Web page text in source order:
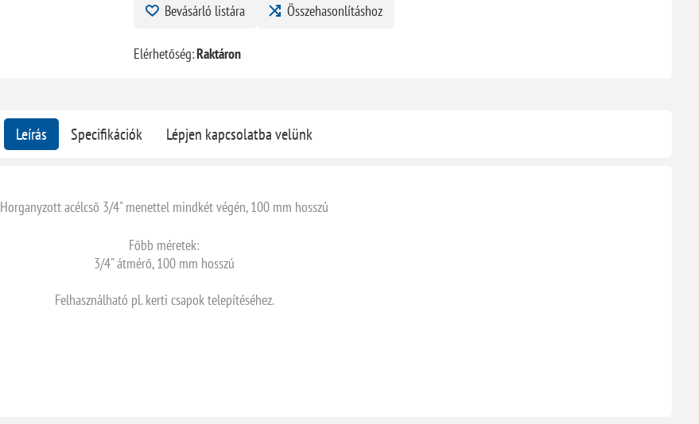
Bevásárló listára Összehasonlításhoz
Elérhetőség:Raktáron
Leírás Specifikációk Lépjen kapcsolatba velünk
Horganyzott acélcső 3/4" menettel mindkét végén, 100 mm hosszú
Főbb méretek:
3/4" átmérő, 100 mm hosszú
Felhasználható pl. kerti csapok telepítéséhez.